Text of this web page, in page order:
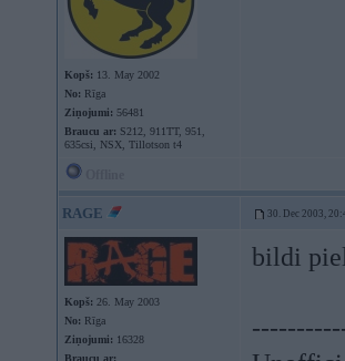
Kopš: 13. May 2002
No: Rīga
Ziņojumi: 56481
Braucu ar: S212, 911TT, 951,
635csi, NSX, Tillotson t4
RAGE 30. Dec 2003,
Kopš: 26. May 2003
No: Rīga
Ziņojumi: 16328
Braucu ar:
bildi